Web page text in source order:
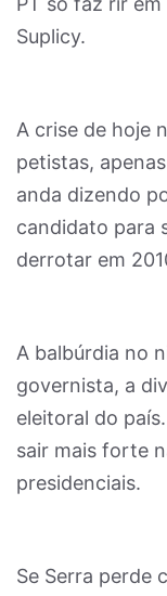
Suplicy.
A crise de hoje
petistas,
anda dizendo
candidato para
derrotar em
A balbúrdia no
governista, a
eleitoral do
sair mais forte
presidenciais.
Se Serra perde